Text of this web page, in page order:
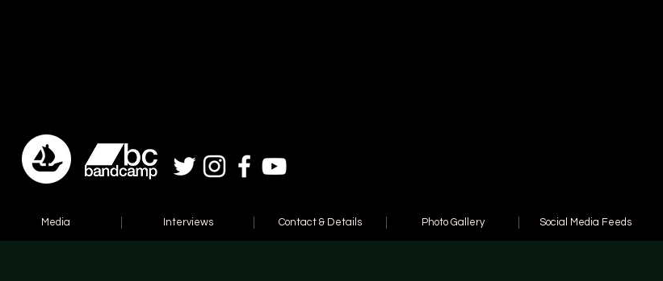
Media Interviews Contact & Details Photo Gallery Social Media Feeds